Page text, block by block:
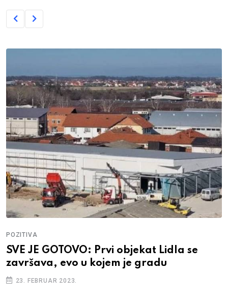
POZITIVA
SVE JE GOTOVO: Prvi objekat Lidla se
završava, evo u kojem je gradu
23. FEBRUAR 2023.